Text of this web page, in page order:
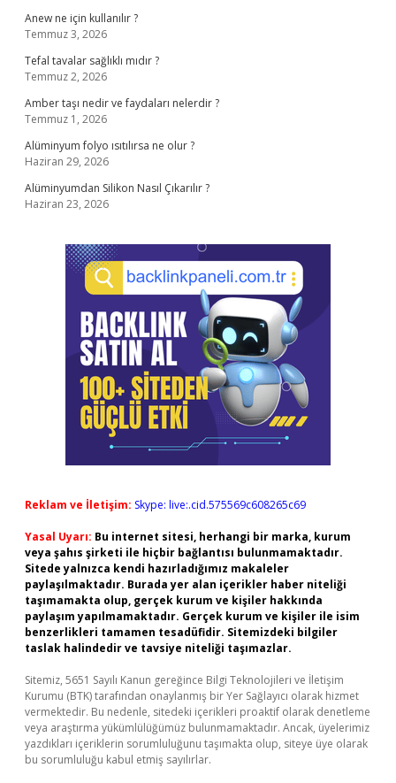
Anew ne için kullanılır ?
Temmuz 3, 2026
Tefal tavalar sağlıklı mıdır ?
Temmuz 2, 2026
Amber taşı nedir ve faydaları nelerdir ?
Temmuz 1, 2026
Alüminyum folyo ısıtılırsa ne olur ?
Haziran 29, 2026
Alüminyumdan Silikon Nasıl Çıkarılır ?
Haziran 23, 2026
Reklam ve İletişim: Skype: live:.cid.575569c608265c69
Yasal Uyarı: Bu internet sitesi, herhangi bir marka, kurum
veya şahıs şirketi ile hiçbir bağlantısı bulunmamaktadır.
Sitede yalnızca kendi hazırladığımız makaleler
paylaşılmaktadır. Burada yer alan içerikler haber niteliği
taşımamakta olup, gerçek kurum ve kişiler hakkında
paylaşım yapılmamaktadır. Gerçek kurum ve kişiler ile isim
benzerlikleri tamamen tesadüfidir. Sitemizdeki bilgiler
taslak halindedir ve tavsiye niteliği taşımazlar.
Sitemiz, 5651 Sayılı Kanun gereğince Bilgi Teknolojileri ve İletişim
Kurumu (BTK) tarafından onaylanmış bir Yer Sağlayıcı olarak hizmet
vermektedir. Bu nedenle, sitedeki içerikleri proaktif olarak denetleme
veya araştırma yükümlülüğümüz bulunmamaktadır. Ancak, üyelerimiz
yazdıkları içeriklerin sorumluluğunu taşımakta olup, siteye üye olarak
bu sorumluluğu kabul etmiş sayılırlar.